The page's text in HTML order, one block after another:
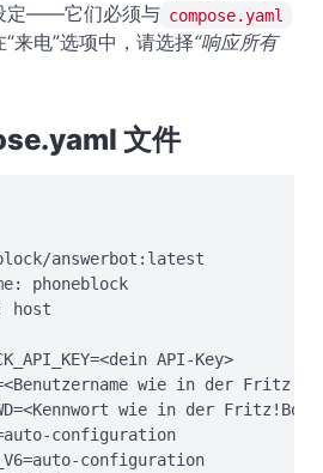
定——它们必须与 compose.yaml
来电”选项中，请选择“响应所有
文件
answerbot:latest
phoneblock
host
API-Key>
wie in der
wie in der Fritz!Box>
configuration
configuration